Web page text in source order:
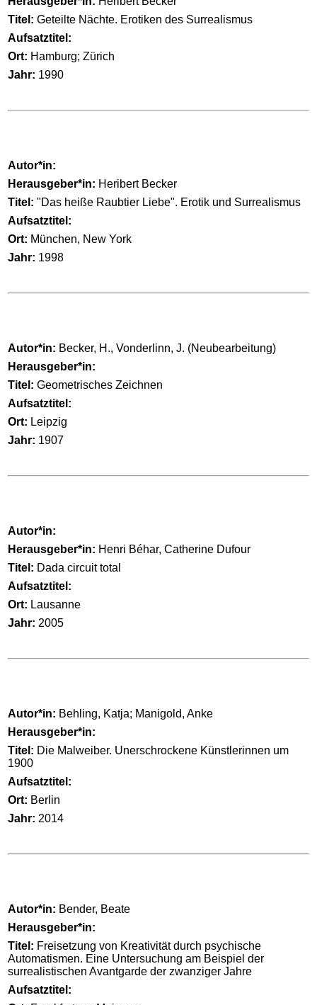
Titel: Geteilte Nächte. Erotiken des Surrealismus
Aufsatztitel:
Ort: Hamburg; Zürich
Jahr: 1990
Autor*in:
Herausgeber*in: Heribert Becker
Titel: "Das heiße Raubtier Liebe". Erotik und Surrealismus
Aufsatztitel:
Ort: München, New York
Jahr: 1998
Autor*in: Becker, H., Vonderlinn, J. (Neubearbeitung)
Herausgeber*in:
Titel: Geometrisches Zeichnen
Aufsatztitel:
Ort: Leipzig
Jahr: 1907
Autor*in:
Herausgeber*in: Henri Béhar, Catherine Dufour
Titel: Dada circuit total
Aufsatztitel:
Ort: Lausanne
Jahr: 2005
Autor*in: Behling, Katja; Manigold, Anke
Herausgeber*in:
Titel: Die Malweiber. Unerschrockene Künstlerinnen um
1900
Aufsatztitel:
Ort: Berlin
Jahr: 2014
Autor*in: Bender, Beate
Herausgeber*in:
Titel: Freisetzung von Kreativität durch psychische
Automatismen. Eine Untersuchung am Beispiel der
surrealistischen Avantgarde der zwanziger Jahre
Aufsatztitel: